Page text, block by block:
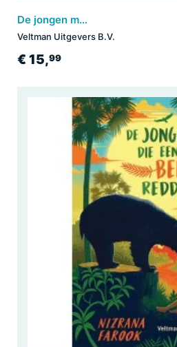
De jongen met vleugels
Veltman Uitgevers B.V.
€ 15,99